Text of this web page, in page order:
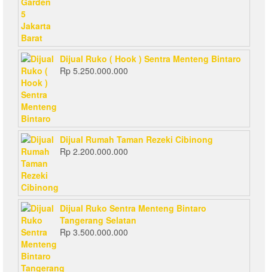
Dijual Ruko ( Hook ) Sentra Menteng Bintaro
Rp 5.250.000.000
Dijual Rumah Taman Rezeki Cibinong
Rp 2.200.000.000
Dijual Ruko Sentra Menteng Bintaro
Tangerang Selatan
Rp 3.500.000.000